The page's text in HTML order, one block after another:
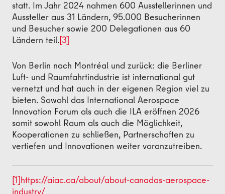
statt. Im Jahr 2024 nahmen 600 Ausstellerinnen und
Aussteller aus 31 Ländern, 95.000 Besucherinnen
und Besucher sowie 200 Delegationen aus 60
Ländern teil.[3]
Von Berlin nach Montréal und zurück: die Berliner
Luft- und Raumfahrtindustrie ist international gut
vernetzt und hat auch in der eigenen Region viel zu
bieten. Sowohl das International Aerospace
Innovation Forum als auch die ILA eröffnen 2026
somit sowohl Raum als auch die Möglichkeit,
Kooperationen zu schließen, Partnerschaften zu
vertiefen und Innovationen weiter voranzutreiben.
[1]https://aiac.ca/about/about-canadas-aerospace-
industry/